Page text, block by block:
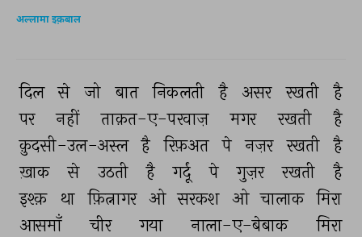
अल्लामा इक़बाल
दिल से जो बात निकलती है असर रखती
है
पर
नहीं ताक़त-ए-परवाज़ मगर रखती
है
क़ुदसी-उल-अस्ल है रिफ़अत पे नज़र रखती
है
ख़ाक
से उठती है गर्दूं पे गुज़र रखती
है
इश्क़ था फ़ित्नागर ओ सरकश ओ चालाक मिरा
आसमाँ
चीर गया नाला-ए-बेबाक
मिरा